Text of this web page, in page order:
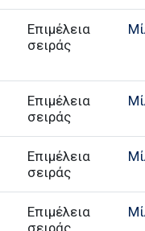
Επιμέλεια
σειράς
Επιμέλεια
σειράς
Επιμέλεια
σειράς
Επιμέλεια
σειράς